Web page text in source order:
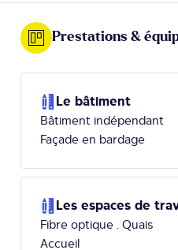
Prestations &
Le bâtiment
Bâtiment indépendant
Façade en bardage
Les espaces de
Fibre optique . Quais
Accueil